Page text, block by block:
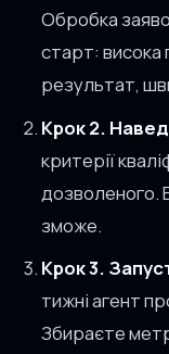
Обробка
старт: висока
результат,
Крок 2.
критерії
дозволеного.
зможе.
Крок 3.
тижні агент
Збираєте